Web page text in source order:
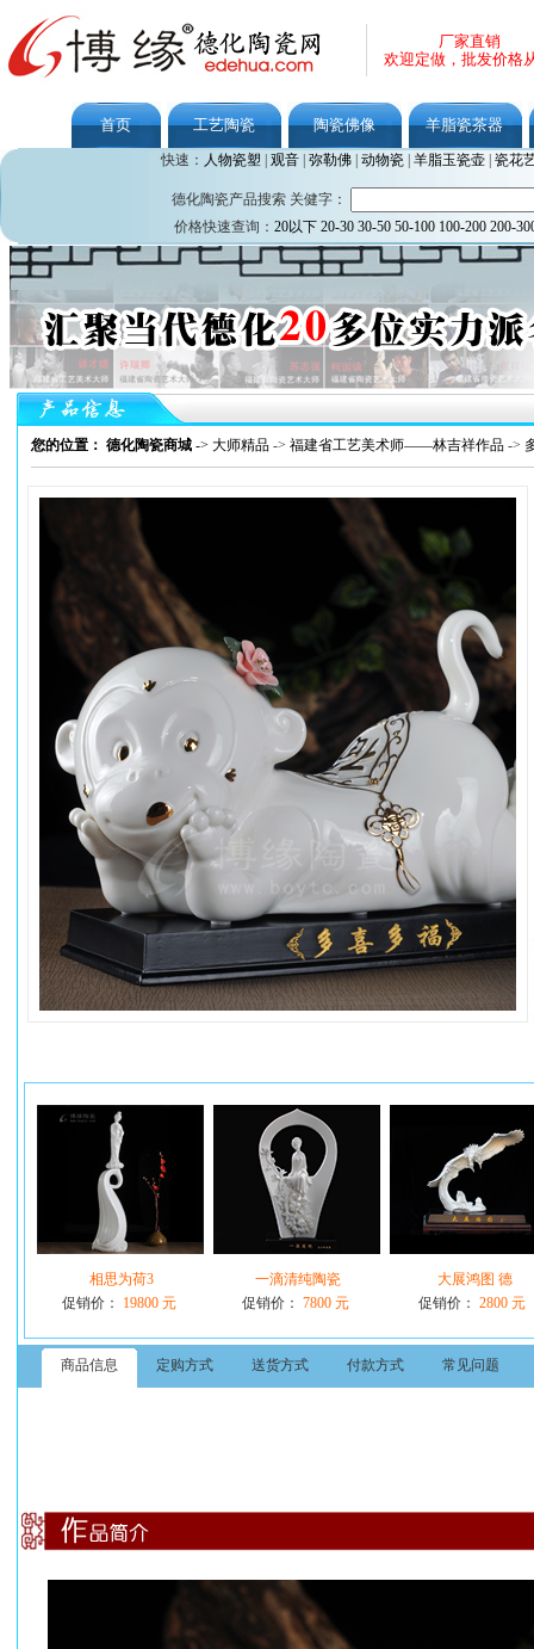
厂家直销
欢迎定做，批发价格
首页 工艺陶瓷 陶瓷佛像 羊脂瓷茶器
快速： 人物瓷塑 观音| 弥勒佛| 动物瓷| 羊脂玉瓷壶| 瓷花
德化陶瓷产品搜索 关健字：
价格快速查询： 20以下 20-30 30-50 50-100 100-200 200-
您的位置： 德化陶瓷商城 -> 大师精品 -> 福建省工艺美术师——林吉祥作品 ->
相思为荷3
促销价：
19800 元
一滴清纯陶瓷
促销价： 7800 元
大展鸿图 德
促销价： 2800 元
商品信息 定购方式 送货方式 付款方式 常见问题